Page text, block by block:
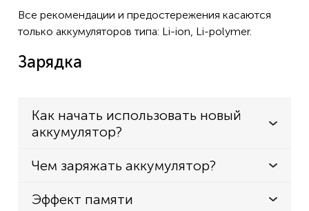
Все рекомендации и предостережения касаются
только аккумуляторов типа: Li-ion, Li-polymer.
Зарядка
Как начать использовать новый
аккумулятор?
Чем заряжать аккумулятор?
Эффект памяти